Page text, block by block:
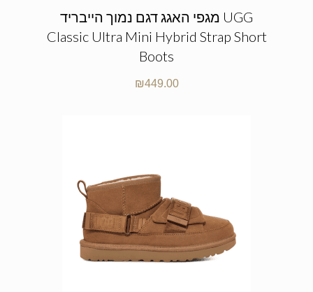
מגפי האגג דגם נמוך הייבריד UGG
Classic Ultra Mini Hybrid Strap Short
Boots
₪449.00